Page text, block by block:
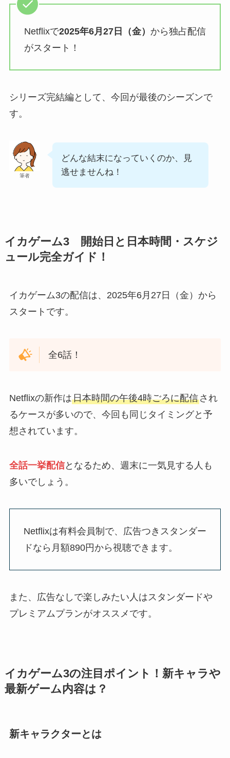
Netflixで2025年6月27日（金） から独占配信
がスタート！
シリーズ完結編として、今回が最後のシーズンで
す。
筆者
どんな結末になっていくのか、見
逃せませんね！
イカゲーム3 開始日と日本時間・スケジ
ュール完全ガイド！
イカゲーム3の配信は、2025年6月27日（金）から
スタートです。
全6話！
Netflixの新作は日本時間の午後4時ごろに配信され
るケースが多いので、今回も同じタイミングと予
想されています。
全話一挙配信となるため、週末に一気見する人も
多いでしょう。
Netflixは有料会員制で、広告つきスタンダー
ドなら月額890円から視聴できます。
また、広告なしで楽しみたい人はスタンダードや
プレミアムプランがオススメです。
イカゲーム3の注目ポイント！新キャラや
最新ゲーム内容は？
新キャラクターとは